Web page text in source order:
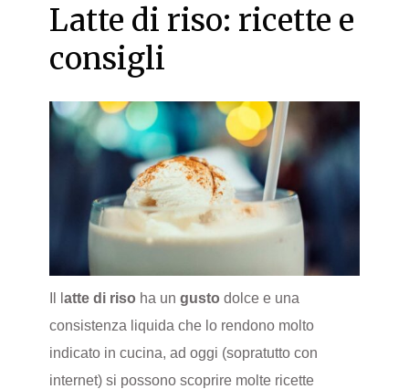
Latte di riso: ricette e
consigli
atte di riso ha un gusto dolce e una
consistenza liquida che lo rendono molto
indicato in cucina, ad oggi (sopratutto con
internet) si possono scoprire molte ricette